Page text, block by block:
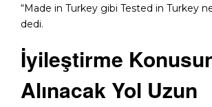
“Made in Turkey gibi Tested in Turkey
dedi.
İyileştirme
Alınacak Yol Uzun